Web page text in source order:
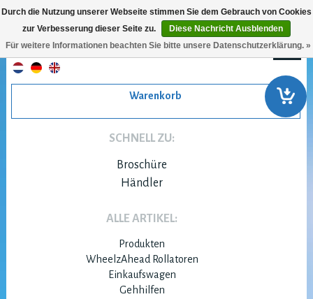
Warenkorb
SCHNELL ZU:
Broschüre
Händler
ALLE ARTIKEL:
Produkten
WheelzAhead Rollatoren
Einkaufswagen
Gehhilfen
Durch die Nutzung unserer Webseite stimmen Sie dem Gebrauch von Cookies
zur Verbesserung dieser Seite zu.
Diese Nachricht Ausblenden
Für weitere Informationen beachten Sie bitte unsere Datenschutzerklärung. »